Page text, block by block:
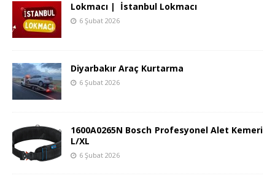
Lokmacı | İstanbul Lokmacı
6 Şubat 2026
Diyarbakır Araç Kurtarma
6 Şubat 2026
1600A0265N Bosch Profesyonel Alet Kemeri
L/XL
6 Şubat 2026